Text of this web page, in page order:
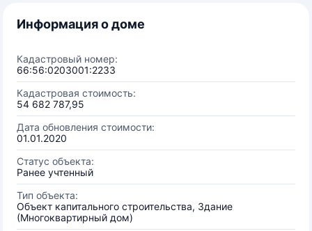
Информация о доме
Кадастровый номер:
66:56:0203001:2233
Кадастровая стоимость:
54 682 787,95
Дата обновления стоимости:
01.01.2020
Статус объекта:
Ранее учтенный
Тип объекта:
Объект капитального строительства, Здание
(Многоквартирный дом)